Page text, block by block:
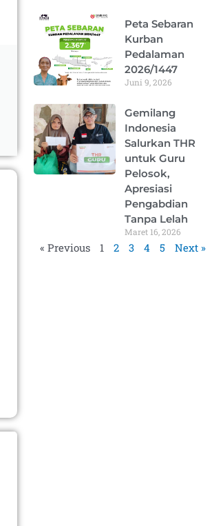
Peta Sebaran
Kurban
Pedalaman
2026/1447
Juni 9, 2026
Gemilang
Indonesia
Salurkan THR
untuk Guru
Pelosok,
Apresiasi
Pengabdian
Tanpa Lelah
Maret 16, 2026
« Previous 1 2 3 4 5 Next »